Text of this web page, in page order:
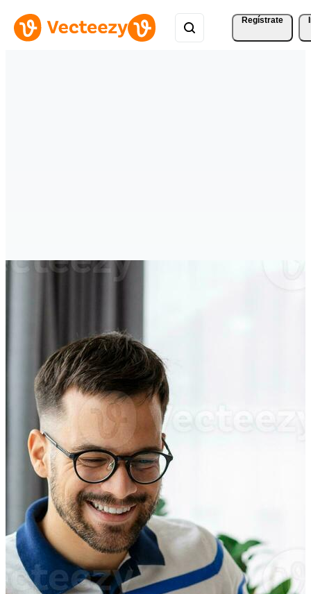
Regístrate